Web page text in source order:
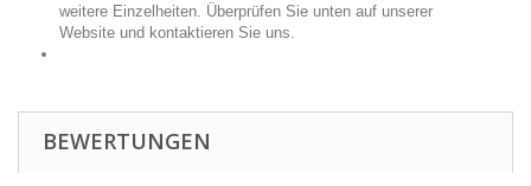
weitere Einzelheiten. Überprüfen Sie unten auf unserer
Website und kontaktieren Sie uns.
BEWERTUNGEN